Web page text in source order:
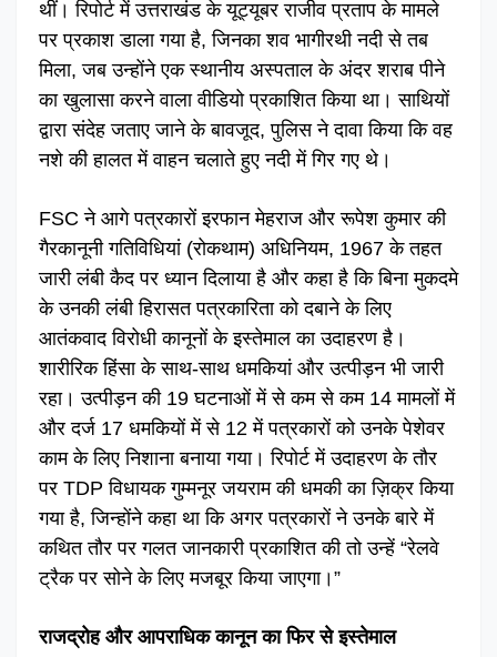
थीं। रिपोर्ट में उत्तराखंड के यूट्यूबर राजीव प्रताप के मामले
पर प्रकाश डाला गया है, जिनका शव भागीरथी नदी से तब
मिला, जब उन्होंने एक स्थानीय अस्पताल के अंदर शराब पीने
का खुलासा करने वाला वीडियो प्रकाशित किया था। साथियों
द्वारा संदेह जताए जाने के बावजूद, पुलिस ने दावा किया कि वह
नशे की हालत में वाहन चलाते हुए नदी में गिर गए थे।
FSC ने आगे पत्रकारों इरफान मेहराज और रूपेश कुमार की
गैरकानूनी गतिविधियां (रोकथाम) अधिनियम, 1967 के तहत
जारी लंबी कैद पर ध्यान दिलाया है और कहा है कि बिना मुकदमे
के उनकी लंबी हिरासत पत्रकारिता को दबाने के लिए
आतंकवाद विरोधी कानूनों के इस्तेमाल का उदाहरण है।
शारीरिक हिंसा के साथ-साथ धमकियां और उत्पीड़न भी जारी
रहा। उत्पीड़न की 19 घटनाओं में से कम से कम 14 मामलों में
और दर्ज 17 धमकियों में से 12 में पत्रकारों को उनके पेशेवर
काम के लिए निशाना बनाया गया। रिपोर्ट में उदाहरण के तौर
पर TDP विधायक गुम्मनूर जयराम की धमकी का ज़िक्र किया
गया है, जिन्होंने कहा था कि अगर पत्रकारों ने उनके बारे में
कथित तौर पर गलत जानकारी प्रकाशित की तो उन्हें “रेलवे
ट्रैक पर सोने के लिए मजबूर किया जाएगा।”
राजद्रोह और आपराधिक कानून का फिर से इस्तेमाल